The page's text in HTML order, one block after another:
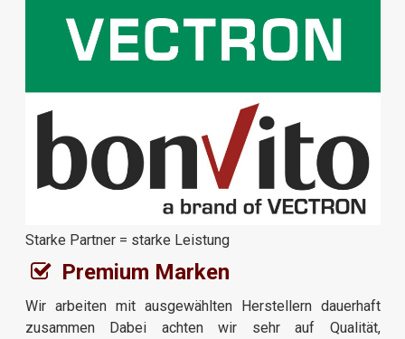
Starke Partner = starke Leistung
Premium Marken
Wir arbeiten mit ausgewählten Herstellern dauerhaft
zusammen Dabei achten wir sehr auf Qualität,